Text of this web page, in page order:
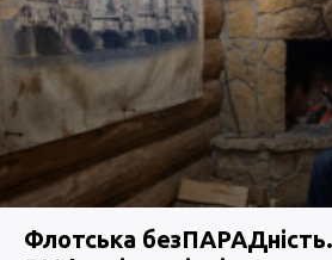
Флотська